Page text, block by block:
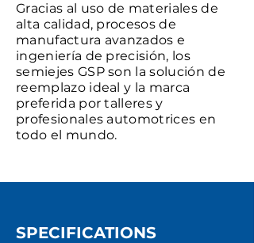
Gracias al uso de materiales de
alta calidad, procesos de
manufactura avanzados e
ingeniería de precisión, los
semiejes GSP son la solución de
reemplazo ideal y la marca
preferida por talleres y
profesionales automotrices en
todo el mundo.
SPECIFICATIONS